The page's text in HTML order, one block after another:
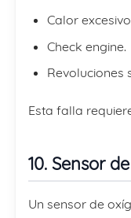
Calor
Check engine.
Revoluciones
Esta falla
10. Sensor
Un sensor de